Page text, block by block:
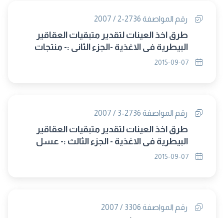
رقم المواصفة 2736-2 / 2007
طرق اخذ العينات لتقدير متبقيات العقاقير
البيطرية في الاغذية -الجزء الثانى :- منتجات
الاسماك والالبان و البيض (حل محلها
رقم المواصفة 2736-3 / 2007
طرق اخذ العينات لتقدير متبقيات العقاقير
البيطرية في الاغذية - الجزء الثالث :- عسل
النحل (حل محلها 2736/2015)
رقم المواصفة 3306 / 2007